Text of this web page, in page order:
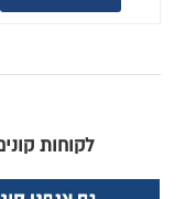
לקוחות